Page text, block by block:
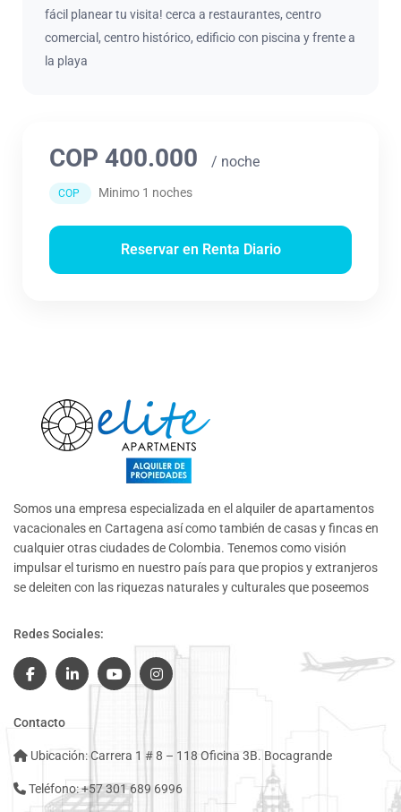
fácil planear tu visita! cerca a restaurantes, centro
comercial, centro histórico, edificio con piscina y frente a
la playa
COP 400.000 / noche
COP Minimo 1 noches
Reservar en Renta Diario
Somos una empresa especializada en el alquiler de apartamentos
vacacionales en Cartagena así como también de casas y fincas en
cualquier otras ciudades de Colombia. Tenemos como visión
impulsar el turismo en nuestro país para que propios y extranjeros
se deleiten con las riquezas naturales y culturales que poseemos
Redes Sociales:
Contacto
Ubicación: Carrera 1 # 8 – 118 Oficina 3B. Bocagrande
Teléfono: +57 301 689 6996